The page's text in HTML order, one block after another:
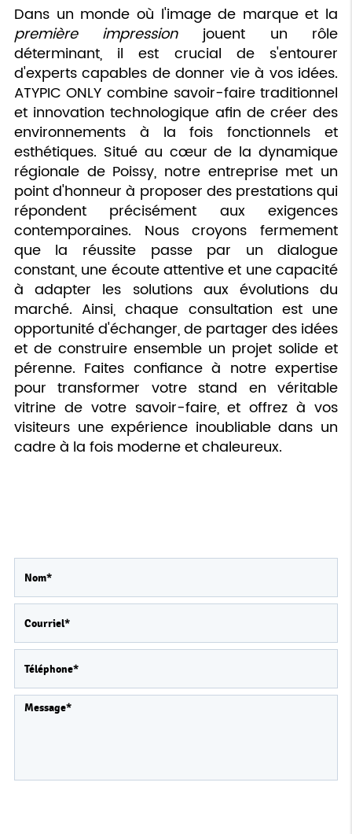
Dans un monde où l'image de marque et la
première impressionjouent un rôle
déterminant, il est crucial de s'entourer
d'experts capables de donner vie à vos idées.
ATYPIC ONLY combine savoir-faire traditionnel
et innovation technologique afin de créer des
environnements à la fois fonctionnels et
esthétiques. Situé au cœur de la dynamique
régionale de Poissy, notre entreprise met un
point d'honneur à proposer des prestations qui
répondent précisément aux exigences
contemporaines. Nous croyons fermement
que la réussite passe par un dialogue
constant, une écoute attentive et une capacité
à adapter les solutions aux évolutions du
marché. Ainsi, chaque consultation est une
opportunité d'échanger, de partager des idées
et de construire ensemble un projet solide et
pérenne. Faites confiance à notre expertise
pour transformer votre stand en véritable
vitrine de votre savoir-faire, et offrez à vos
visiteurs une expérience inoubliable dans un
cadre à la fois moderne et chaleureux.